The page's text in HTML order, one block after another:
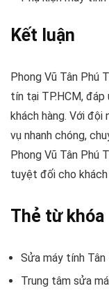
Kết luận
Phong Vũ Tân Phú
tín tại TP.HCM,
khách hàng. Với đội
vụ nhanh chóng,
Phong Vũ Tân Phú
tuyệt đối cho khách
Thẻ từ khóa
Sửa máy tính
Trung tâm sửa